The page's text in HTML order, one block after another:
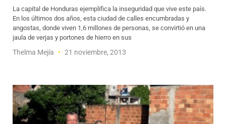
La capital de Honduras ejemplifica la inseguridad que vive este país.
En los últimos dos años, esta ciudad de calles encumbradas y
angostas, donde viven 1,6 millones de personas, se convirtió en una
jaula de verjas y portones de hierro en sus
Thelma Mejía 21 noviembre, 2013